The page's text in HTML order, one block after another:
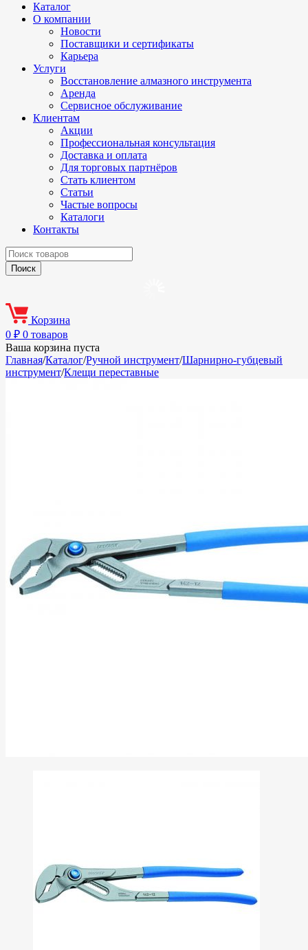
Каталог
О компании
Новости
Поставщики и сертификаты
Карьера
Услуги
Восстановление алмазного инструмента
Аренда
Сервисное обслуживание
Клиентам
Акции
Профессиональная консультация
Доставка и оплата
Для торговых партнёров
Стать клиентом
Статьи
Частые вопросы
Каталоги
Контакты
Корзина
0 ₽ 0 товаров
Ваша корзина пуста
Главная/Каталог/Ручной инструмент/Шарнирно-губцевый
инструмент/Клещи переставные